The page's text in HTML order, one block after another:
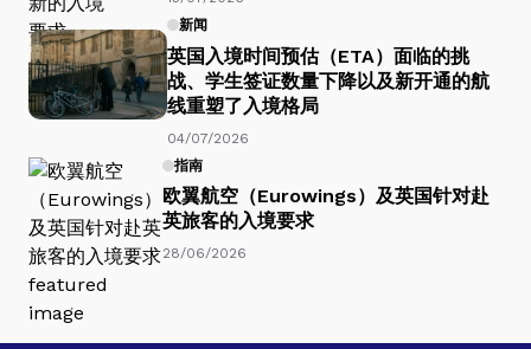
新闻
英国入境时间预估（ETA）面临的挑
战、学生签证数量下降以及新开通的航
线重塑了入境格局
04/07/2026
指南
欧翼航空（Eurowings）及英国针对赴
英旅客的入境要求
28/06/2026